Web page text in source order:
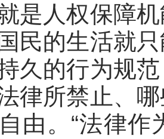
是人权保障
民的生活就
久的行为规
律所禁止、
由。“法律